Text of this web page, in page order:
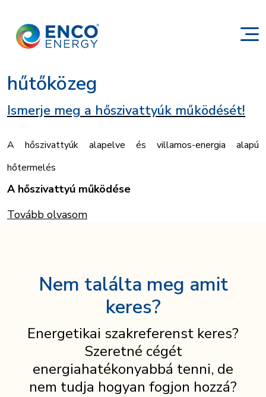
hűtőközeg
Ismerje meg a hőszivattyúk működését!
A hőszivattyúk alapelve és villamos-energia alapú
hőtermelés
A hőszivattyú működése
Tovább olvasom
Nem találta meg amit
keres?
Energetikai szakreferenst keres?
Szeretné cégét
energiahatékonyabbá tenni, de
nem tudja hogyan fogjon hozzá?